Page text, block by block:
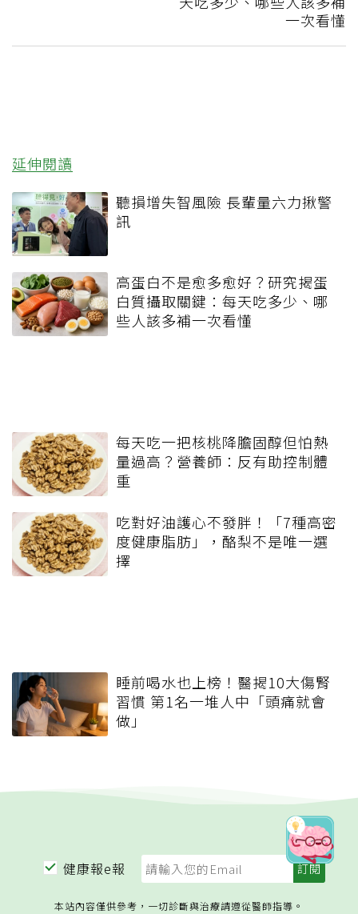
一次看懂
延伸閱讀
聽損增失智風險 長輩量六力揪警
訊
高蛋白不是愈多愈好？研究揭蛋
白質攝取關鍵：每天吃多少、哪
些人該多補一次看懂
每天吃一把核桃降膽固醇但怕熱
量過高？營養師：反有助控制體
重
吃對好油護心不發胖！「7種高密
度健康脂肪」，酪梨不是唯一選
擇
睡前喝水也上榜！醫揭10大傷腎
習慣 第1名一堆人中「頭痛就會
做」
健康報e報
本站內容僅供參考，一切診斷與治療請遵從醫師指導。